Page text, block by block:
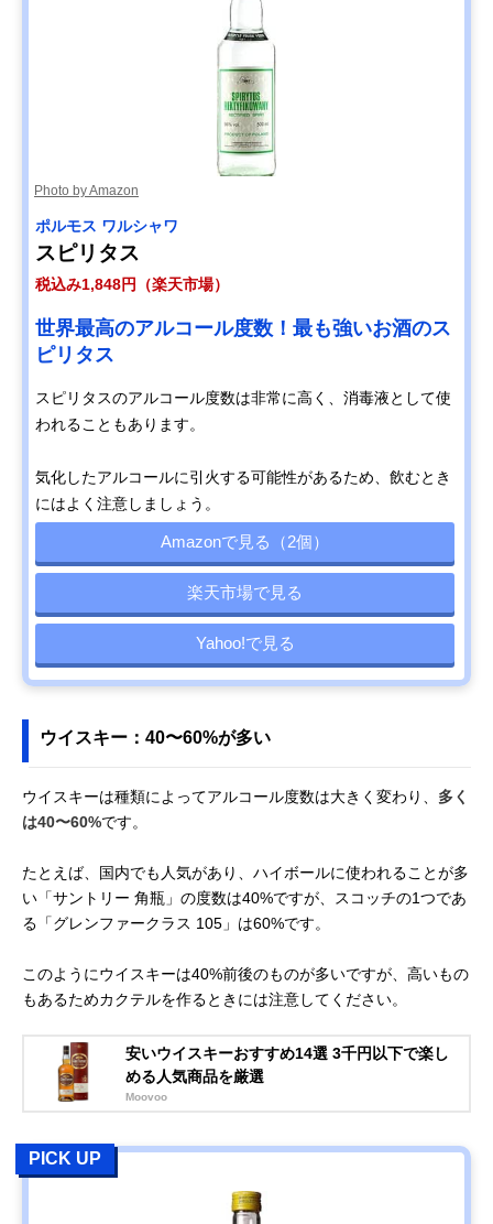
Photo by Amazon
ポルモス ワルシャワ
スピリタス
税込み1,848円（楽天市場）
世界最高のアルコール度数！最も強いお酒のス
ピリタス
スピリタスのアルコール度数は非常に高く、消毒液として使
われることもあります。
気化したアルコールに引火する可能性があるため、飲むとき
にはよく注意しましょう。
Amazonで見る（2個）
楽天市場で見る
Yahoo!で見る
ウイスキー：40〜60%が多い
ウイスキーは種類によってアルコール度数は大きく変わり、 多く
は40〜60%です。
たとえば、国内でも人気があり、ハイボールに使われることが多
い「サントリー 角瓶」の度数は40%ですが、スコッチの1つであ
る「グレンファークラス 105」は60%です。
このようにウイスキーは40%前後のものが多いですが、高いもの
もあるためカクテルを作るときには注意してください。
安いウイスキーおすすめ14選 3千円以下で楽し
める人気商品を厳選
Moovoo
PICK UP